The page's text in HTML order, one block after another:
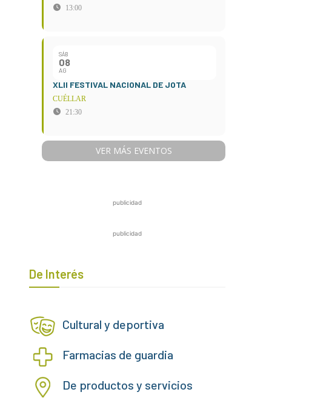
13:00
SÁB
08
AG
XLII FESTIVAL NACIONAL DE JOTA
CUÉLLAR
21:30
VER MÁS EVENTOS
publicidad
publicidad
De Interés
Cultural y deportiva
Farmacias de guardia
De productos y servicios